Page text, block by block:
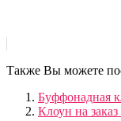
Также Вы можете
Буффонадная
Клоун на